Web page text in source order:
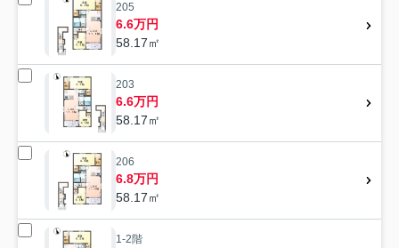
205
6.6万円
58.17㎡
203
6.6万円
58.17㎡
206
6.8万円
58.17㎡
1-2階